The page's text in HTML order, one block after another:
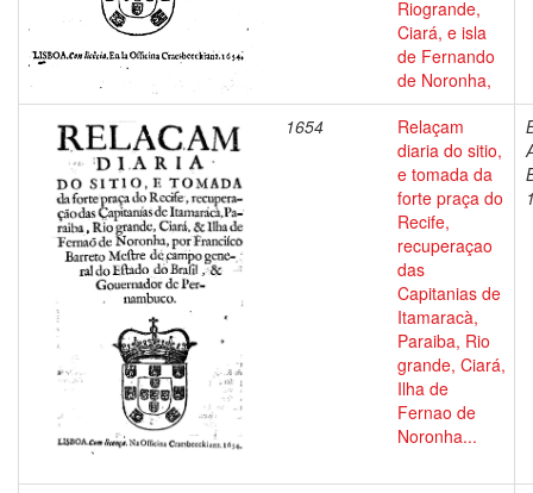
Riogrande,
Ciará, e isla
de Fernando
de Noronha,
1654
Relaçam
diaria do sitio,
e tomada da
forte praça do
Recife,
recuperaçao
das
Capitanias de
Itamaracà,
Paraiba, Rio
grande, Ciará,
Ilha de
Fernao de
Noronha...